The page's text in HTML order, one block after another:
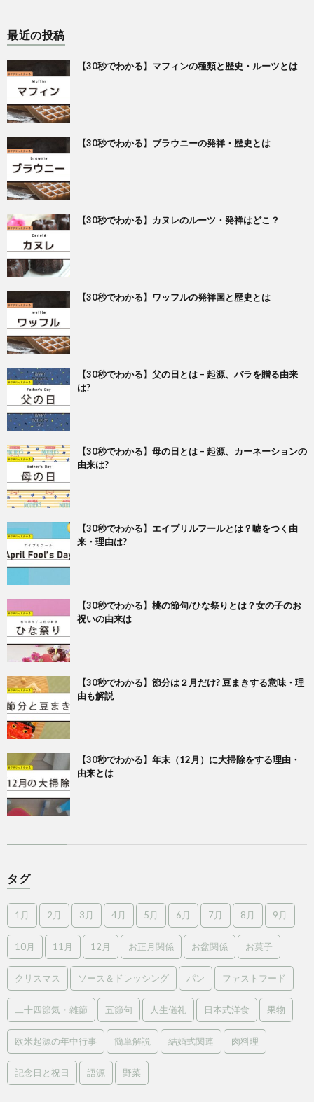
最近の投稿
【30秒でわかる】マフィンの種類と歴史・ルーツとは
【30秒でわかる】ブラウニーの発祥・歴史とは
【30秒でわかる】カヌレのルーツ・発祥はどこ？
【30秒でわかる】ワッフルの発祥国と歴史とは
【30秒でわかる】父の日とは – 起源、バラを贈る由来
は?
【30秒でわかる】母の日とは – 起源、カーネーションの
由来は?
【30秒でわかる】エイプリルフールとは？嘘をつく由
来・理由は?
【30秒でわかる】桃の節句/ひな祭りとは？女の子のお
祝いの由来は
【30秒でわかる】節分は２月だけ? 豆まきする意味・理
由も解説
【30秒でわかる】年末（12月）に大掃除をする理由・
由来とは
タグ
1月 2月 3月 4月 5月 6月 7月 8月 9月
10月 11月 12月 お正月関係 お盆関係 お菓子
クリスマス ソース＆ドレッシング パン ファストフード
二十四節気・雑節 五節句 人生儀礼 日本式洋食 果物
欧米起源の年中行事 簡単解説 結婚式関連 肉料理
記念日と祝日 語源 野菜